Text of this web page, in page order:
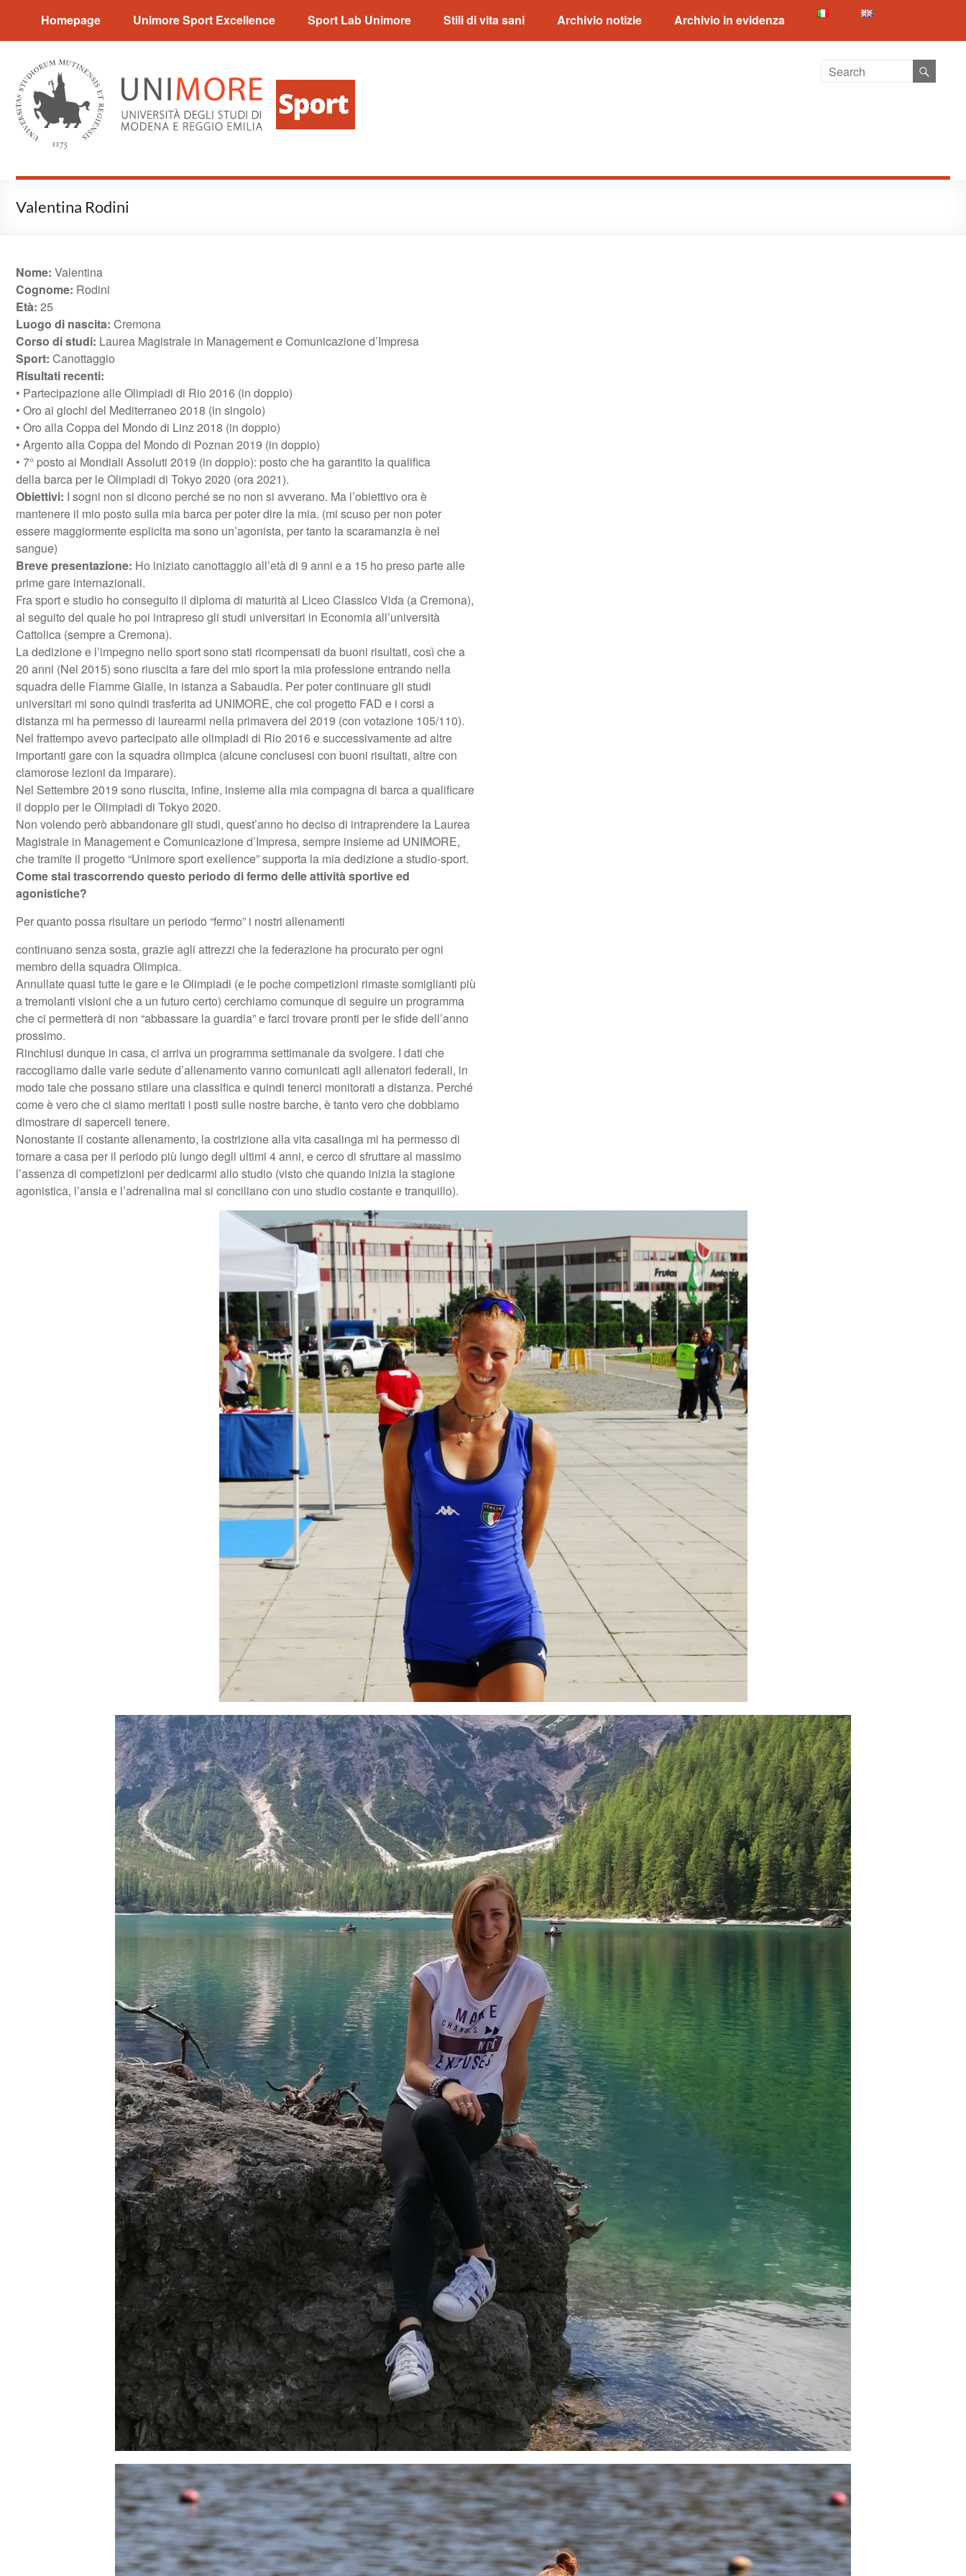
Sport Excellence
Homepage Unimore Sport Excellence Sport Lab Unimore Stili di vita sani Archivio notizie Archivio in evidenza
Valentina Rodini
Nome: Valentina
Cognome: Rodini
Età: 25
Luogo di nascita: Cremona
Corso di studi: Laurea Magistrale in Management e Comunicazione d’Impresa
Sport: Canottaggio
Risultati recenti:
• Partecipazione alle Olimpiadi di Rio 2016 (in doppio)
• Oro ai giochi del Mediterraneo 2018 (in singolo)
• Oro alla Coppa del Mondo di Linz 2018 (in doppio)
• Argento alla Coppa del Mondo di Poznan 2019 (in doppio)
• 7° posto ai Mondiali Assoluti 2019 (in doppio): posto che ha garantito la qualifica
della barca per le Olimpiadi di Tokyo 2020 (ora 2021).
Obiettivi: I sogni non si dicono perché se no non si avverano. Ma l’obiettivo ora è
mantenere il mio posto sulla mia barca per poter dire la mia. (mi scuso per non poter
essere maggiormente esplicita ma sono un’agonista, per tanto la scaramanzia è nel
sangue)
Breve presentazione: Ho iniziato canottaggio all’età di 9 anni e a 15 ho preso parte alle
prime gare internazionali.
Fra sport e studio ho conseguito il diploma di maturità al Liceo Classico Vida (a Cremona),
al seguito del quale ho poi intrapreso gli studi universitari in Economia all’università
Cattolica (sempre a Cremona).
La dedizione e l’impegno nello sport sono stati ricompensati da buoni risultati, così che a
20 anni (Nel 2015) sono riuscita a fare del mio sport la mia professione entrando nella
squadra delle Fiamme Gialle, in istanza a Sabaudia. Per poter continuare gli studi
universitari mi sono quindi trasferita ad UNIMORE, che col progetto FAD e i corsi a
distanza mi ha permesso di laurearmi nella primavera del 2019 (con votazione 105/110).
Nel frattempo avevo partecipato alle olimpiadi di Rio 2016 e successivamente ad altre
importanti gare con la squadra olimpica (alcune conclusesi con buoni risultati, altre con
clamorose lezioni da imparare).
Nel Settembre 2019 sono riuscita, infine, insieme alla mia compagna di barca a qualificare
il doppio per le Olimpiadi di Tokyo 2020.
Non volendo però abbandonare gli studi, quest’anno ho deciso di intraprendere la Laurea
Magistrale in Management e Comunicazione d’Impresa, sempre insieme ad UNIMORE,
che tramite il progetto “Unimore sport exellence” supporta la mia dedizione a studio-sport.
Come stai trascorrendo questo periodo di fermo delle attività sportive ed
agonistiche?
Per quanto possa risultare un periodo “fermo” i nostri allenamenti
continuano senza sosta, grazie agli attrezzi che la federazione ha procurato per ogni
membro della squadra Olimpica.
Annullate quasi tutte le gare e le Olimpiadi (e le poche competizioni rimaste somiglianti più
a tremolanti visioni che a un futuro certo) cerchiamo comunque di seguire un programma
che ci permetterà di non “abbassare la guardia” e farci trovare pronti per le sfide dell’anno
prossimo.
Rinchiusi dunque in casa, ci arriva un programma settimanale da svolgere. I dati che
raccogliamo dalle varie sedute d’allenamento vanno comunicati agli allenatori federali, in
modo tale che possano stilare una classifica e quindi tenerci monitorati a distanza. Perché
come è vero che ci siamo meritati i posti sulle nostre barche, è tanto vero che dobbiamo
dimostrare di saperceli tenere.
Nonostante il costante allenamento, la costrizione alla vita casalinga mi ha permesso di
tornare a casa per il periodo più lungo degli ultimi 4 anni, e cerco di sfruttare al massimo
l’assenza di competizioni per dedicarmi allo studio (visto che quando inizia la stagione
agonistica, l’ansia e l’adrenalina mal si conciliano con uno studio costante e tranquillo).